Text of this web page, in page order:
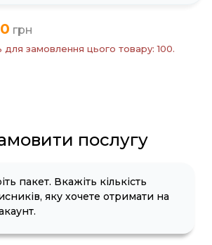
грн
для замовлення цього товару: 100.
послугу
пакет. Вкажіть кількість
яку хочете отримати на